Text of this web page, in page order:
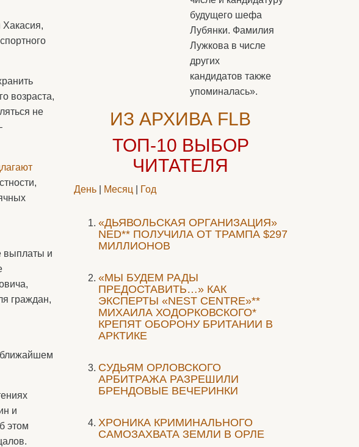
Хакасия,
возраста,
не
выплаты и
граждан,
ближайшем
и
этом
будущего шефа
Лубянки. Фамилия
Лужкова в числе
других
кандидатов также
упоминалась».
ИЗ АРХИВА FLB
ТОП-10 ВЫБОР
ЧИТАТЕЛЯ
День Месяц Год
«ДЬЯВОЛЬСКАЯ ОРГАНИЗАЦИЯ»
NED** ПОЛУЧИЛА ОТ ТРАМПА $297
МИЛЛИОНОВ
«МЫ БУДЕМ РАДЫ
ПРЕДОСТАВИТЬ…» КАК
ЭКСПЕРТЫ «NEST CENTRE»**
МИХАИЛА ХОДОРКОВСКОГО*
КРЕПЯТ ОБОРОНУ БРИТАНИИ В
АРКТИКЕ
CУДЬЯМ ОРЛОВСКОГО
АРБИТРАЖА РАЗРЕШИЛИ
БРЕНДОВЫЕ ВЕЧЕРИНКИ
ХРОНИКА КРИМИНАЛЬНОГО
САМОЗАХВАТА ЗЕМЛИ В ОРЛЕ